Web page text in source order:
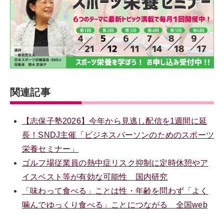
関連記事
【志保子塾2026】今年から見逃し配信を1週間に延
長！SNDJ主催「ビジネスパーソンのためのスポーツ
栄養セミナー」
ゴルフ場従業員の熱中症リスク抑制に定時休憩やア
イスベスト等が有効な可能性 国内研究
「味わって食べる」ことは性・年齢を問わず「よく
噛んでゆっくり食べる」ことにつながる 全国web